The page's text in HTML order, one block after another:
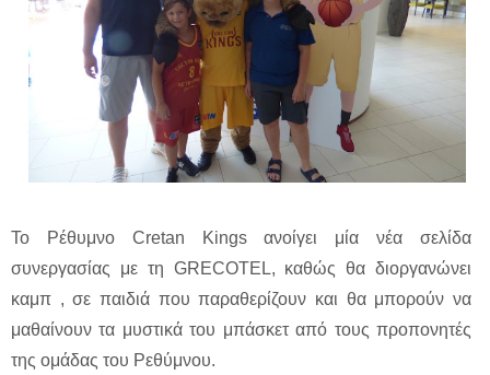
Το Ρέθυμνο Cretan Kings ανοίγει μία νέα σελίδα
συνεργασίας με τη GRECOTEL, καθώς θα διοργανώνει
καμπ , σε παιδιά που παραθερίζουν και θα μπορούν να
μαθαίνουν τα μυστικά του μπάσκετ από τους προπονητές
της ομάδας του Ρεθύμνου.